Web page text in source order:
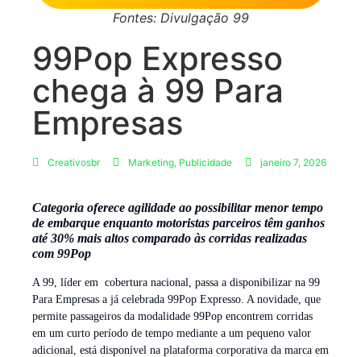
Fontes: Divulgação 99
99Pop Expresso
chega à 99 Para
Empresas
Creativosbr Marketing, Publicidade janeiro 7, 2026
Categoria oferece agilidade ao possibilitar menor tempo
de embarque enquanto motoristas parceiros têm ganhos
até 30% mais altos comparado às corridas realizadas
com 99Pop
A 99, líder em cobertura nacional, passa a disponibilizar na 99
Para Empresas a já celebrada 99Pop Expresso. A novidade, que
permite passageiros da modalidade 99Pop encontrem corridas
em um curto período de tempo mediante a um pequeno valor
adicional, está disponível na plataforma corporativa da marca em